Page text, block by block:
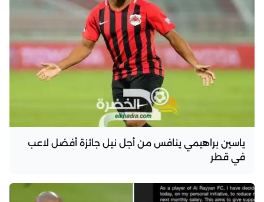
ياسين براهيمي ينافس من أجل نيل جائزة أفضل لاعب
في قطر